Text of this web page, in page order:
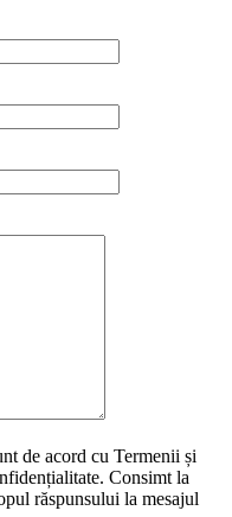
de acord cu Termenii și
Consimt la
răspunsului la mesajul